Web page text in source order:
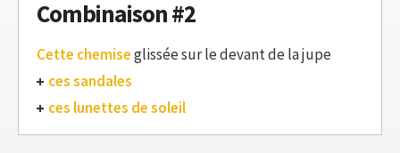
Combinaison #2
Cette chemiseglissée sur le devant de la jupe
ces sandales
ces lunettes de soleil